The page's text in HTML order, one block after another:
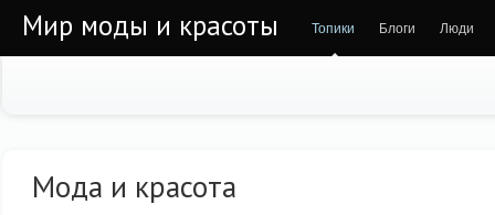
Мир моды и красоты Топики Блоги Люди
Мода и красота